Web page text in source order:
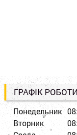
ГРАФІК РОБОТИ
Понедельник
Вторник